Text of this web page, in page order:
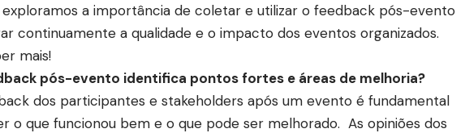
exploramos a importância de coletar e utilizar o feedback pós-evento
continuamente a qualidade e o impacto dos eventos organizados.
mais!
pós-evento identifica pontos fortes e áreas de melhoria?
dos participantes e stakeholders após um evento é fundamental
o que funcionou bem e o que pode ser melhorado. As opiniões dos